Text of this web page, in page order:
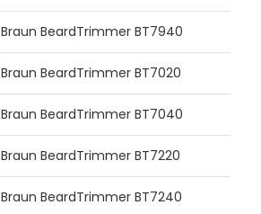
Braun BeardTrimmer BT7940
Braun BeardTrimmer BT7020
Braun BeardTrimmer BT7040
Braun BeardTrimmer BT7220
Braun BeardTrimmer BT7240